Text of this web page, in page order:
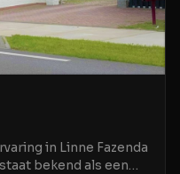
in Linne Fazenda
bekend als een